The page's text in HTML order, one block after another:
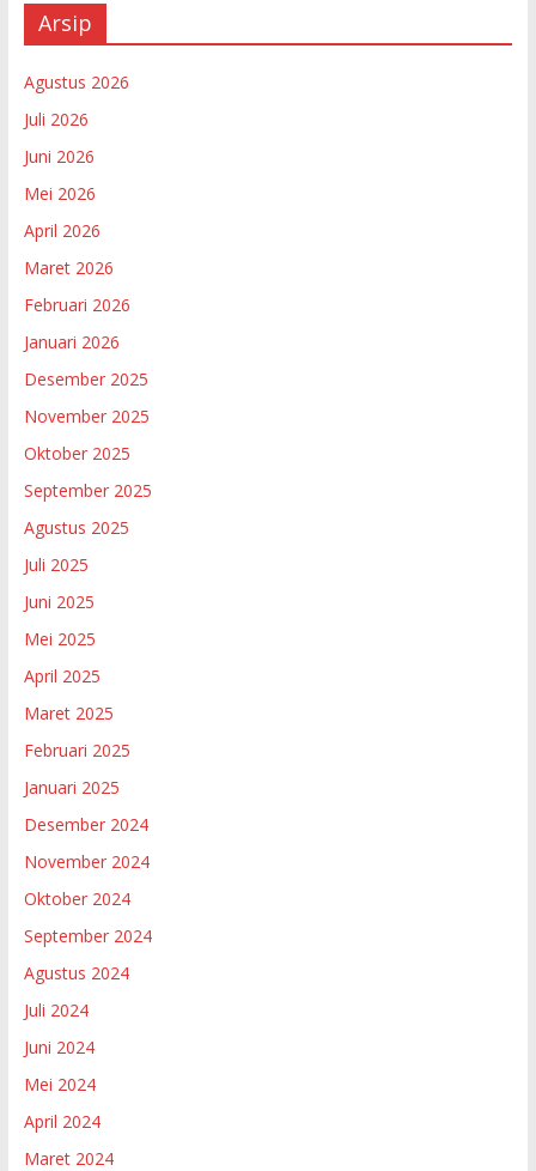
Arsip
Agustus 2026
Juli 2026
Juni 2026
Mei 2026
April 2026
Maret 2026
Februari 2026
Januari 2026
Desember 2025
November 2025
Oktober 2025
September 2025
Agustus 2025
Juli 2025
Juni 2025
Mei 2025
April 2025
Maret 2025
Februari 2025
Januari 2025
Desember 2024
November 2024
Oktober 2024
September 2024
Agustus 2024
Juli 2024
Juni 2024
Mei 2024
April 2024
Maret 2024